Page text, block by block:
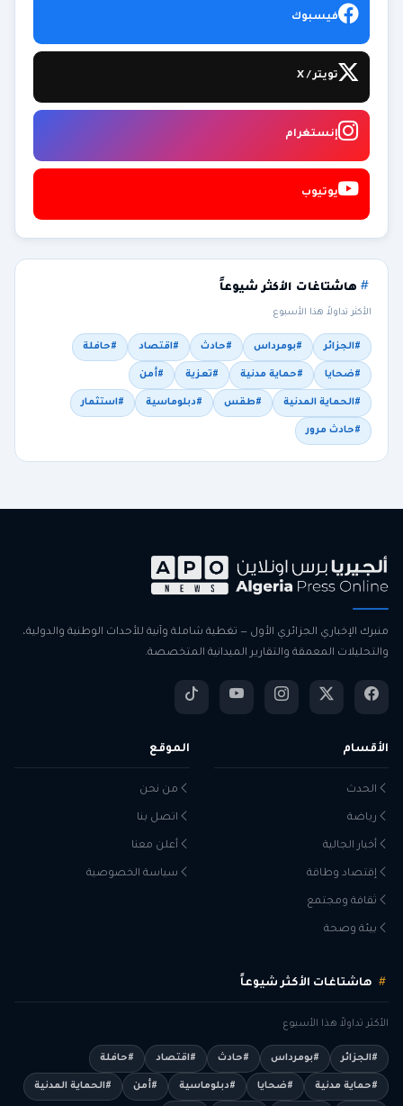
فيسبوك
تويتر / X
إنستغرام
يوتيوب
هاشتاغات الأكثر شيوعاً
الأكثر تداولاً هذا الأسبوع
#الجزائر #بومرداس #حادث #اقتصاد #حافلة
#ضحايا #حماية مدنية #تعزية #أمن
#الحماية المدنية #طقس #دبلوماسية #استثمار
#حادث مرور
منبرك الإخباري الجزائري الأول — تغطية شاملة وآنية للأحداث الوطنية والدولية،
والتحليلات المعمقة والتقارير الميدانية المتخصصة.
الأقسام
الحدث
رياضة
أخبار الجالية
إقتصاد وطاقة
ثقافة ومجتمع
بيئة وصحة
الموقع
من نحن
اتصل بنا
أعلن معنا
سياسة الخصوصية
هاشتاغات الأكثر شيوعاً
الأكثر تداولاً هذا الأسبوع
#الجزائر #بومرداس #حادث #اقتصاد #حافلة
#حماية مدنية #ضحايا #دبلوماسية #أمن #الحماية المدنية